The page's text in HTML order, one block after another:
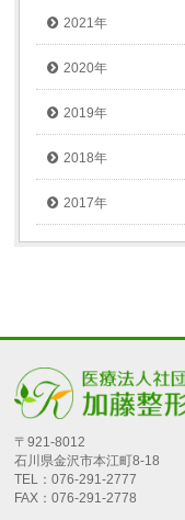
2021年
2020年
2019年
2018年
2017年
〒921-8012
石川県金沢市本江町8-18
TEL：076-291-2777
FAX：076-291-2778